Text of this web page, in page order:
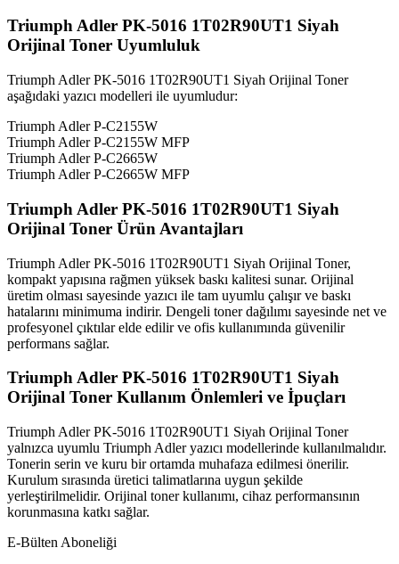
Triumph Adler PK-5016 1T02R90UT1 Siyah
Orijinal Toner Uyumluluk
Triumph Adler PK-5016 1T02R90UT1 Siyah Orijinal Toner
aşağıdaki yazıcı modelleri ile uyumludur:
Triumph Adler P-C2155W
Triumph Adler P-C2155W MFP
Triumph Adler P-C2665W
Triumph Adler P-C2665W MFP
Triumph Adler PK-5016 1T02R90UT1 Siyah
Orijinal Toner Ürün Avantajları
Triumph Adler PK-5016 1T02R90UT1 Siyah Orijinal Toner,
kompakt yapısına rağmen yüksek baskı kalitesi sunar. Orijinal
üretim olması sayesinde yazıcı ile tam uyumlu çalışır ve baskı
hatalarını minimuma indirir. Dengeli toner dağılımı sayesinde net ve
profesyonel çıktılar elde edilir ve ofis kullanımında güvenilir
performans sağlar.
Triumph Adler PK-5016 1T02R90UT1 Siyah
Orijinal Toner Kullanım Önlemleri ve İpuçları
Triumph Adler PK-5016 1T02R90UT1 Siyah Orijinal Toner
yalnızca uyumlu Triumph Adler yazıcı modellerinde kullanılmalıdır.
Tonerin serin ve kuru bir ortamda muhafaza edilmesi önerilir.
Kurulum sırasında üretici talimatlarına uygun şekilde
yerleştirilmelidir. Orijinal toner kullanımı, cihaz performansının
korunmasına katkı sağlar.
E-Bülten Aboneliği